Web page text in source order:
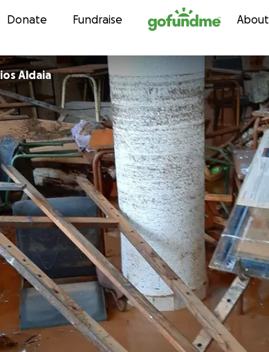
Skip to content
Donate Fundraise About
Artes y oficios Aldaia